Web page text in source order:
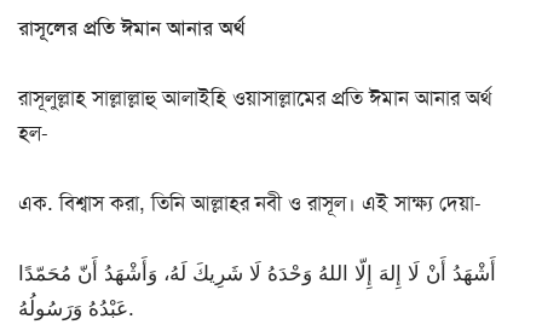
রাসূলের প্রতি ঈমান আনার অর্থ
রাসূলুল্লাহ সাল্লাল্লাহু আলাইহি ওয়াসাল্লামের প্রতি ঈমান আনার অর্থ
হল-
এক. বিশ্বাস করা, তিনি আল্লাহর নবী ও রাসূল। এই সাক্ষ্য দেয়া-
أَشْهَدُ أَنْ لَا إِلهَ إِلّا اللهُ وَحْدَهُ لَا شَرِيكَ لَهُ، وَأَشْهَدُ أَنّ مُحَمّدًا
عَبْدُهُ وَرَسُولُهُ.